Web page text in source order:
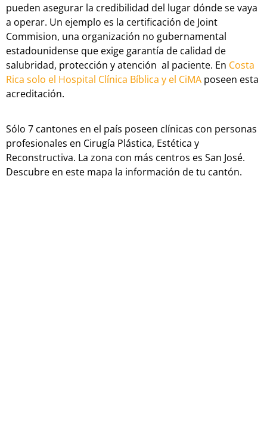
pueden asegurar la credibilidad del lugar dónde se vaya
a operar. Un ejemplo es la certificación de Joint
Commision, una organización no gubernamental
estadounidense que exige garantía de calidad de
salubridad, protección y atención al paciente. En Costa
Rica solo el Hospital Clínica Bíblica y el CiMA poseen esta
acreditación.
Sólo 7 cantones en el país poseen clínicas con personas
profesionales en Cirugía Plástica, Estética y
Reconstructiva. La zona con más centros es San José.
Descubre en este mapa la información de tu cantón.